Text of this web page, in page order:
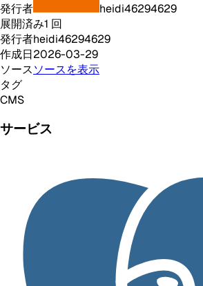
発行者
heidi46294629
展開済み1 回
発行者heidi46294629
作成日2026-03-29
ソースソースを表示
タグ
CMS
サービス